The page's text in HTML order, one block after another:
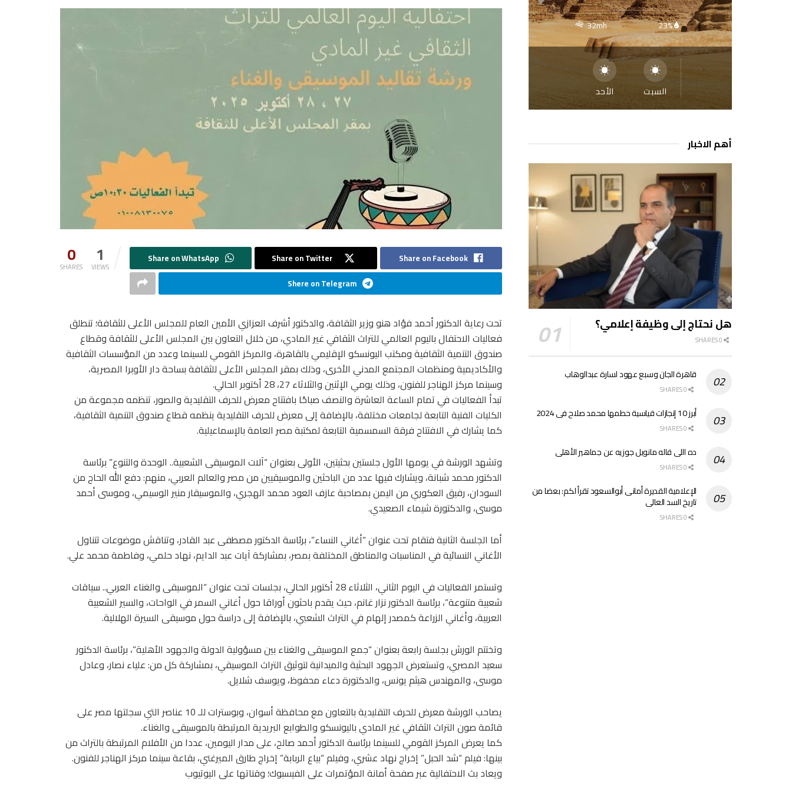
0
SHARES 1
VIEWS
Share on Facebook
Share on Twitter
Shere on Telegram
تحت رعاية الدكتور أحمد فؤاد هنو وزير الثقافة، والدكتور أشرف العزازي الأمين العام للمجلس الأعلى للثقافة؛ تنطلق
فعاليات الاحتفال باليوم العالمي للتراث الثقافي غير المادي، من خلال التعاون بين المجلس الأعلى للثقافة وقطاع
صندوق التنمية الثقافية ومكتب اليونسكو الإقليمي بالقاهرة، والمركز القومي للسينما وعدد من المؤسسات الثقافية
والأكاديمية ومنظمات المجتمع المدني الأخرى، وذلك بمقر المجلس الأعلى للثقافة بساحة دار الأوبرا المصرية،
وسينما مركز الهناجر للفنون، وذلك يومي الإثنين والثلاثاء 27، 28 أكتوبر الحالي.
تبدأ الفعاليات في تمام الساعة العاشرة والنصف صباحًا بافتتاح معرض للحرف التقليدية والصور، تنظمه مجموعة من
الكليات الفنية التابعة لجامعات مختلفة، بالإضافة إلى معرض للحرف التقليدية ينظمه قطاع صندوق التنمية الثقافية،
كما يشارك في الافتتاح فرقة السمسمية التابعة لمكتبة مصر العامة بالإسماعيلية.
وتشهد الورشة في يومها الأول جلستين بحثيتين، الأولى بعنوان “آلات الموسيقى الشعبية.. الوحدة والتنوع” برئاسة
الدكتور محمد شبانة، ويشارك فيها عدد من الباحثين والموسيقيين من مصر والعالم العربي، منهم: دفع الله الحاج من
السودان، رفيق العكوري من اليمن بمصاحبة عازف العود محمد الهجري، والموسيقار منير الوسيمي، وموسى أحمد
موسى، والدكتورة شيماء الصعيدي.
أما الجلسة الثانية فتقام تحت عنوان “أغاني النساء”، برئاسة الدكتور مصطفى عبد القادر، وتناقش موضوعات تتناول
الأغاني النسائية في المناسبات والمناطق المختلفة بمصر، بمشاركة آيات عبد الدايم، نهاد حلمي، وفاطمة محمد علي.
وتستمر الفعاليات في اليوم الثاني، الثلاثاء 28 أكتوبر الحالي، بجلسات تحت عنوان “الموسيقى والغناء العربي.. سياقات
شعبية متنوعة”، برئاسة الدكتور نزار غانم، حيث يقدم باحثون أوراقا حول أغاني السمر في الواحات، والسير الشعبية
العربية، وأغاني الزراعة كمصدر إلهام في التراث الشعبي، بالإضافة إلى دراسة حول موسيقى السيرة الهلالية.
وتختتم الورش بجلسة رابعة بعنوان “جمع الموسيقى والغناء بين مسؤولية الدولة والجهود الأهلية”، برئاسة الدكتور
سعيد المصري، وتستعرض الجهود البحثية والميدانية لتوثيق التراث الموسيقي، بمشاركة كل من: علياء نصار، وعادل
موسى، والمهندس هيثم يونس، والدكتورة دعاء محفوظ، ويوسف شلايل.
يصاحب الورشة معرض للحرف التقليدية بالتعاون مع محافظة أسوان، وبوسترات للـ 10 عناصر التي سجلتها مصر على
قائمة صون التراث الثقافي غير المادي باليونسكو والطوابع البريدية المرتبطة بالموسيقى والغناء.
كما يعرض المركز القومي للسينما برئاسة الدكتور أحمد صالح، على مدار اليومين، عددا من الأفلام المرتبطة بالتراث من
بينها: فيلم “شد الحبل” إخراج نهاد عشري، وفيلم “بياع الربابة” إخراج طارق الميرغني، بقاعة سينما مركز الهناجر للفنون.
ويعاد بث الاحتفالية عبر صفحة أمانة المؤتمرات على الفيسبوك؛ وقناتها على اليوتيوب
23%
32mh
السبت الأحد
أهم الاخبار
هل نحتاج إلى وظيفة إعلامي؟
قاهرة الجان وسبع عهود لسارة عبدالوهاب
أبرز 10 إنجازات قياسية حطمها محمد صلاح فى 2024
ده اللى قاله مانويل جوزيه عن جماهير الأهلى
الإعلامية القديرة أمانى أبوالسعود تقرأ لكم: بعضا من
تاريخ السد العالى